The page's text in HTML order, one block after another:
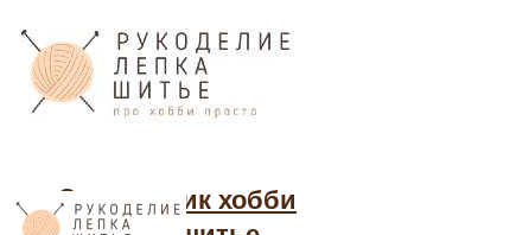
Cправочник хобби